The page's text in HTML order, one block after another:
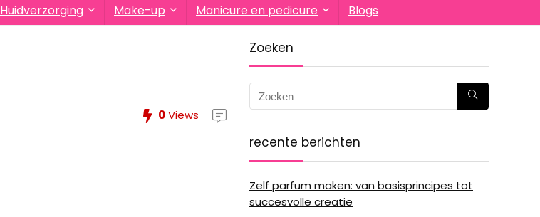
Huidverzorging Make-up Manicure en pedicure Blogs
0Views
Zoeken
recente berichten
Zelf parfum maken: van basisprincipes tot
succesvolle creatie